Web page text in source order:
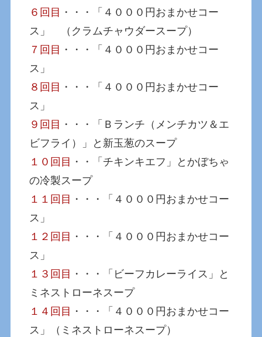
６回目 ・・・「４０００円おまかせコー
ス」 （クラムチャウダースープ）
７回目 ・・・「４０００円おまかせコー
ス」
８回目 ・・・「４０００円おまかせコー
ス」
９回目 ・・・「Ｂランチ（メンチカツ＆エ
ビフライ）」と新玉葱のスープ
１０回目 ・・「チキンキエフ」とかぼちゃ
の冷製スープ
１１回目 ・・・「４０００円おまかせコー
ス」
１２回目 ・・・「４０００円おまかせコー
ス」
１３回目 ・・・「ビーフカレーライス」と
ミネストローネスープ
１４回目 ・・・「４０００円おまかせコー
ス」（ミネストローネスープ）